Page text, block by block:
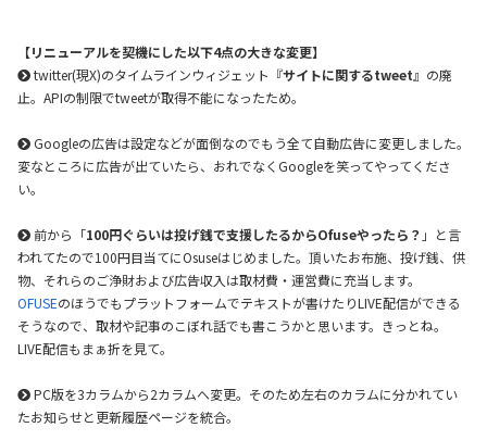
【リニューアルを契機にした以下4点の大きな変更】
twitter(現X)のタイムラインウィジェット『サイトに関するtweet』の廃
止。APIの制限でtweetが取得不能になったため。
Googleの広告は設定などが面倒なのでもう全て自動広告に変更しました。
変なところに広告が出ていたら、おれでなくGoogleを笑ってやってくださ
い。
前から「100円ぐらいは投げ銭で支援したるからOfuseやったら？ 」と言
われてたので100円目当てにOsuseはじめました。頂いたお布施、投げ銭、供
物、それらのご浄財および広告収入は取材費・運営費に充当します。
OFUSEのほうでもプラットフォームでテキストが書けたりLIVE配信ができる
そうなので、取材や記事のこぼれ話でも書こうかと思います。きっとね。
LIVE配信もまぁ折を見て。
PC版を3カラムから2カラムへ変更。そのため左右のカラムに分かれてい
たお知らせと更新履歴ページを統合。